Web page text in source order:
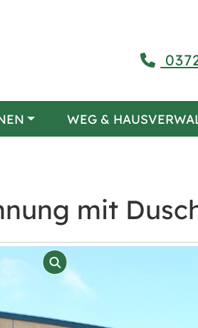
WEG &
mit